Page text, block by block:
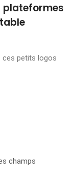
plateformes
ces petits logos
champs